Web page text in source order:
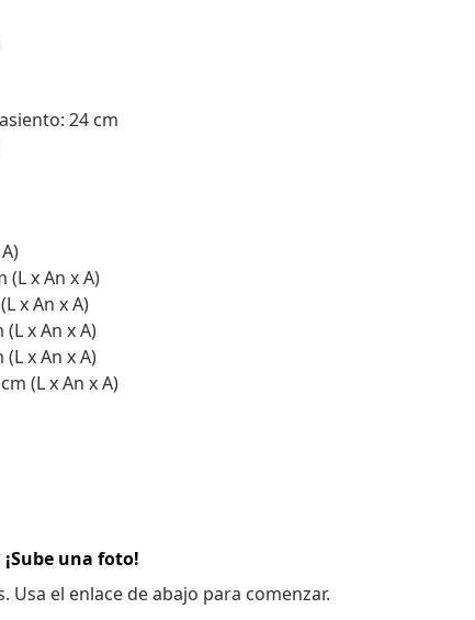
24 cm
(L x An x A)
x An x A)
x An x A)
x An x A)
(L x An x A)
una foto!
el enlace de abajo para comenzar.